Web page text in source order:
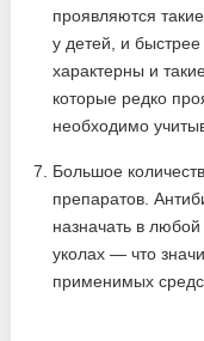
проявляются
у детей, и
характерны и
которые редко
необходимо
Большое
препаратов.
назначать в
уколах — что
применимых